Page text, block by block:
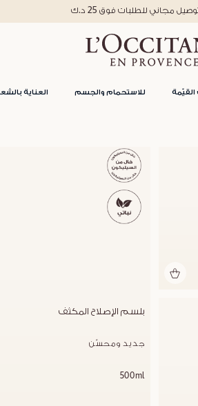
القيّمة للاستحمام والجسم العناية
مجاني للطلبات فوق 25 د.ك
بلسم الإصلاح المكثف
جديد ومحسّن
500ml